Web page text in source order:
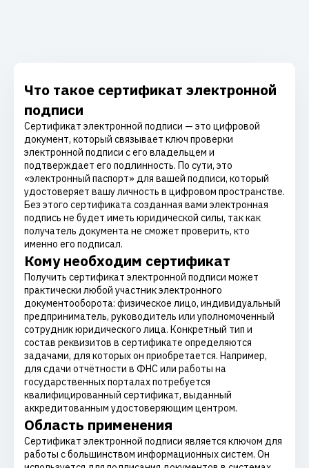
Что такое сертификат электронной
подписи
Сертификат электронной подписи — это цифровой
документ, который связывает ключ проверки
электронной подписи с его владельцем и
подтверждает его подлинность. По сути, это
«электронный паспорт» для вашей подписи, который
удостоверяет вашу личность в цифровом пространстве.
Без этого сертификата созданная вами электронная
подпись не будет иметь юридической силы, так как
получатель документа не сможет проверить, кто
именно его подписал.
Кому необходим сертификат
Получить сертификат электронной подписи может
практически любой участник электронного
документооборота: физическое лицо, индивидуальный
предприниматель, руководитель или уполномоченный
сотрудник юридического лица. Конкретный тип и
состав реквизитов в сертификате определяются
задачами, для которых он приобретается. Например,
для сдачи отчётности в ФНС или работы на
государственных порталах потребуется
квалифицированный сертификат, выданный
аккредитованным удостоверяющим центром.
Область применения
Сертификат электронной подписи является ключом для
работы с большинством информационных систем. Он